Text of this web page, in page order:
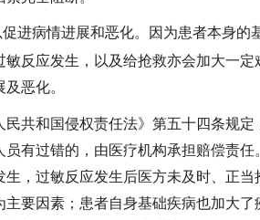
进病情进展和恶化。因为患者本身的
敏反应发生，以及给抢救亦会加大一
恶化。
民共和国侵权责任法》第五十四条规
有过错的，由医疗机构承担赔偿责
生，过敏反应发生后医方未及时、正
要因素；患者自身基础疾病也加大